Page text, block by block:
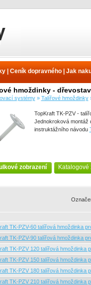
| Ceník dopravného| Jak
hmoždinky -
systémy» Talířové hmoždinky
TopKraft TK-PZV -
Jednokroková montáž
instruktážního návodu
zobrazení Katalogové
TK-PZV-60 talířová hmoždinka
TK-PZV-90 talířová hmoždinka
TK-PZV 120 talířová hmoždinka
TK-PZV 150 talířová hmoždinka
TK-PZV 180 talířová hmoždinka
TK-PZV 210 talířová hmoždinka